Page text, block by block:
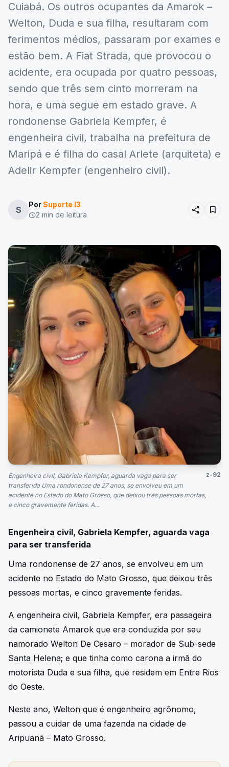
Cuiabá. Os outros ocupantes da Amarok –
Welton, Duda e sua filha, resultaram com
ferimentos médios, passaram por exames e
estão bem. A Fiat Strada, que provocou o
acidente, era ocupada por quatro pessoas,
sendo que três sem cinto morreram na
hora, e uma segue em estado grave. A
rondonense Gabriela Kempfer, é
engenheira civil, trabalha na prefeitura de
Maripá e é filha do casal Arlete (arquiteta) e
Adelir Kempfer (engenheiro civil).
S
PorSuporte I3
schedule2 min de leitura share bookmark
Engenheira civil, Gabriela Kempfer, aguarda vaga para ser
transferida Uma rondonense de 27 anos, se envolveu em um
acidente no Estado do Mato Grosso, que deixou três pessoas mortas,
e cinco gravemente feridas. A...
z-92
Engenheira civil, Gabriela Kempfer, aguarda vaga
para ser transferida
Uma rondonense de 27 anos, se envolveu em um
acidente no Estado do Mato Grosso, que deixou três
pessoas mortas, e cinco gravemente feridas.
A engenheira civil, Gabriela Kempfer, era passageira
da camionete Amarok que era conduzida por seu
namorado Welton De Cesaro – morador de Sub-sede
Santa Helena; e que tinha como carona a irmã do
motorista Duda e sua filha, que residem em Entre Rios
do Oeste.
Neste ano, Welton que é engenheiro agrônomo,
passou a cuidar de uma fazenda na cidade de
Aripuanã – Mato Grosso.